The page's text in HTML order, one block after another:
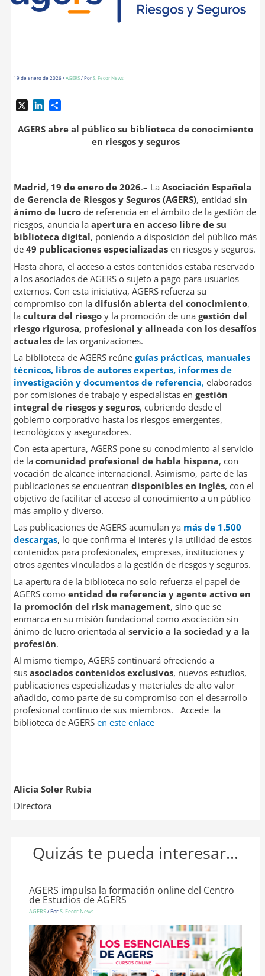
19 de enero de 2026/AGERS/ PorS. Fecor News
n
n
m
i
r
AGERS abre al público su biblioteca de conocimiento
en riesgos y seguros
Madrid, 19 de enero de 2026.– La Asociación Española
de Gerencia de Riesgos y Seguros (AGERS), entidad sin
ánimo de lucrode referencia en el ámbito de la gestión de
riesgos, anuncia la apertura en acceso libre de su
biblioteca digital, poniendo a disposición del público más
de 49 publicaciones especializadasen riesgos y seguros.
Hasta ahora, el acceso a estos contenidos estaba reservado
a los asociados de AGERS o sujeto a pago para usuarios
externos. Con esta iniciativa, AGERS refuerza su
compromiso con la difusión abierta del conocimiento,
la cultura del riesgoy la promoción de una gestión del
riesgo rigurosa, profesional y alineada con los desafíos
actualesde las organizaciones.
La biblioteca de AGERS reúne guías prácticas, manuales
técnicos, libros de autores expertos, informes de
investigación y documentos de referencia, elaborados
por comisiones de trabajo y especialistas en gestión
integral de riesgos y seguros, cubriendo desde el
gobierno corporativo hasta los riesgos emergentes,
tecnológicos y aseguradores.
Con esta apertura, AGERS pone su conocimiento al servicio
de la comunidad profesional de habla hispana, con
vocación de alcance internacional. Asimismo, parte de las
publicaciones se encuentran disponibles en inglés, con el
objetivo de facilitar el acceso al conocimiento a un público
más amplio y diverso.
Las publicaciones de AGERS acumulan ya más de 1.500
descargas, lo que confirma el interés y la utilidad de estos
contenidos para profesionales, empresas, instituciones y
otros agentes vinculados a la gestión de riesgos y seguros.
La apertura de la biblioteca no solo refuerza el papel de
AGERS como entidad de referencia y agente activo en
la promoción del risk management, sino que se
enmarca en su misión fundacional como asociación sin
ánimo de lucro orientada al servicio a la sociedad y a la
profesión.
Al mismo tiempo, AGERS continuará ofreciendo a
sus asociados contenidos exclusivos, nuevos estudios,
publicaciones especializadas y materiales de alto valor
añadido, como parte de su compromiso con el desarrollo
profesional continuo de sus miembros. Accede la
biblioteca de AGERS en este enlace
Alicia Soler Rubia
Directora
Quizás te pueda interesar...
AGERS impulsa la formación online del Centro
de Estudios de AGERS
AGERS/ PorS. Fecor News